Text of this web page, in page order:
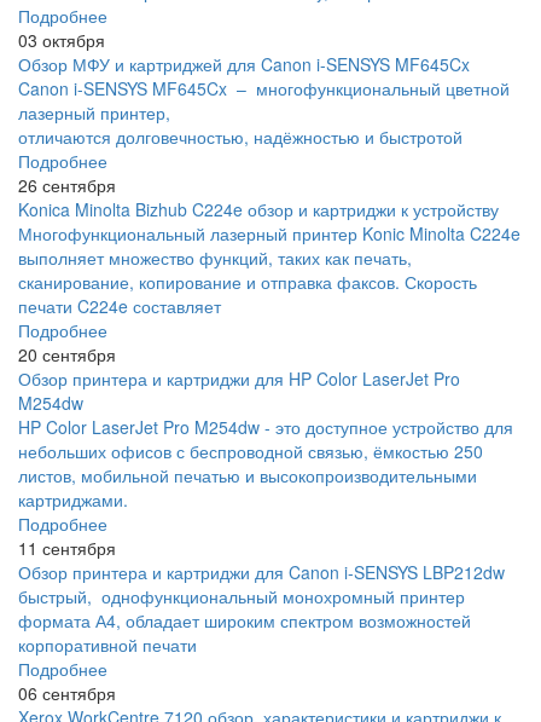
Подробнее
03 октября
Обзор МФУ и картриджей для Canon i-SENSYS MF645Cx
Canon i-SENSYS MF645Cx – многофункциональный цветной
лазерный принтер,
отличаются долговечностью, надёжностью и быстротой
Подробнее
26 сентября
Konica Minolta Bizhub C224e обзор и картриджи к устройству
Многофункциональный лазерный принтер Konic Minolta C224e
выполняет множество функций, таких как печать,
сканирование, копирование и отправка факсов. Скорость
печати C224e составляет
Подробнее
20 сентября
Обзор принтера и картриджи для HP Color LaserJet Pro
M254dw
HP Color LaserJet Pro M254dw - это доступное устройство для
небольших офисов с беспроводной связью, ёмкостью 250
листов, мобильной печатью и высокопроизводительными
картриджами.
Подробнее
11 сентября
Обзор принтера и картриджи для Canon i-SENSYS LBP212dw
быстрый, однофункциональный монохромный принтер
формата А4, обладает широким спектром возможностей
корпоративной печати
Подробнее
06 сентября